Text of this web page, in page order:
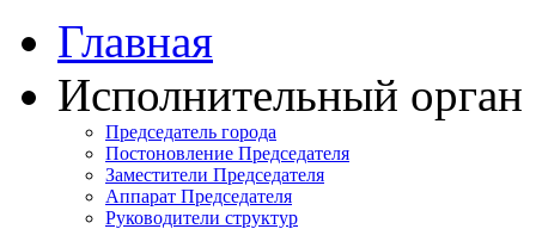
Главная
Исполнительный орган
Председатель города
Постоновление Председателя
Заместители Председателя
Аппарат Председателя
Руководители структур